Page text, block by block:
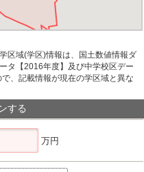
区域(学区)情報は、国土数値情報ダ
タ【2016年度】及び中学校区デー
、記載情報が現在の学区域と異な
する
万円